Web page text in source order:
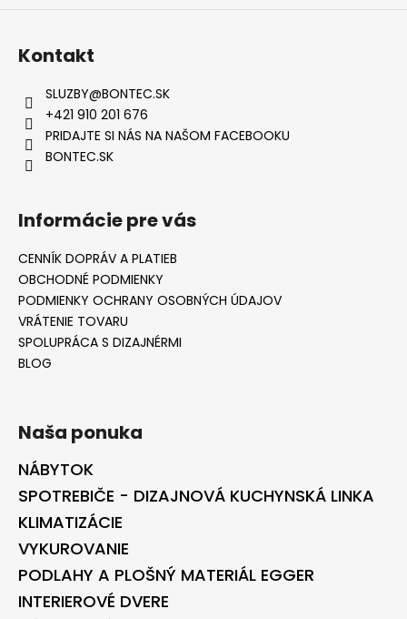
Kontakt
SLUZBY@BONTEC.SK
+421 910 201 676
PRIDAJTE SI NÁS NA NAŠOM FACEBOOKU
BONTEC.SK
Informácie pre vás
CENNÍK DOPRÁV A PLATIEB
OBCHODNÉ PODMIENKY
PODMIENKY OCHRANY OSOBNÝCH ÚDAJOV
VRÁTENIE TOVARU
SPOLUPRÁCA S DIZAJNÉRMI
BLOG
Naša ponuka
NÁBYTOK
SPOTREBIČE - DIZAJNOVÁ KUCHYNSKÁ LINKA
KLIMATIZÁCIE
VYKUROVANIE
PODLAHY A PLOŠNÝ MATERIÁL EGGER
INTERIEROVÉ DVERE